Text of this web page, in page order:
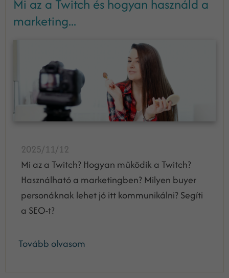
Mi az a Twitch és hogyan használd a
marketing...
2025/11/12
Mi az a Twitch? Hogyan működik a Twitch?
Használható a marketingben? Milyen buyer
personáknak lehet jó itt kommunikálni? Segíti
a SEO-t?
Tovább olvasom